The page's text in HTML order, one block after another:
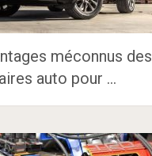
méconnus des
auto pour …